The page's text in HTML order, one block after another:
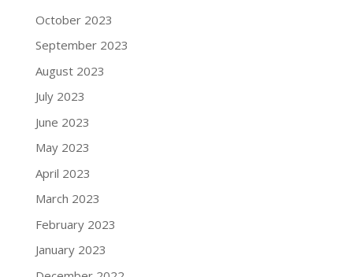
October 2023
September 2023
August 2023
July 2023
June 2023
May 2023
April 2023
March 2023
February 2023
January 2023